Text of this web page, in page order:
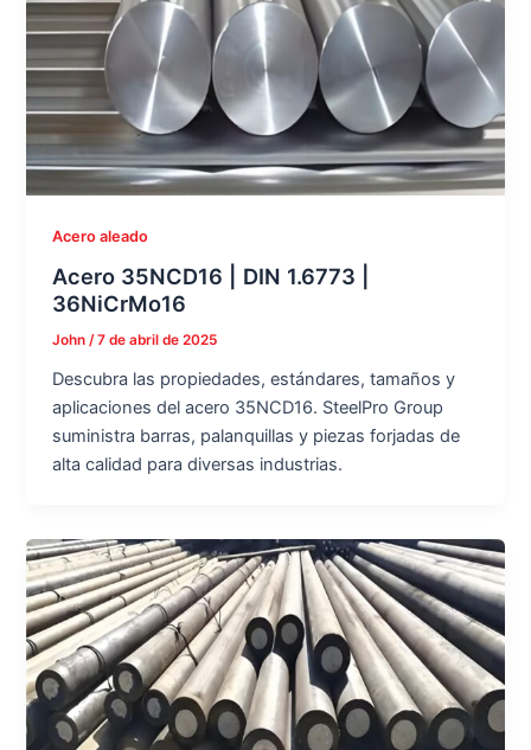
Acero aleado
Acero 35NCD16 | DIN 1.6773 |
36NiCrMo16
John/7 de abril de 2025
Descubra las propiedades, estándares, tamaños y
aplicaciones del acero 35NCD16. SteelPro Group
suministra barras, palanquillas y piezas forjadas de
alta calidad para diversas industrias.